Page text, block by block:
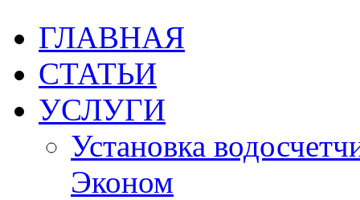
ГЛАВНАЯ
СТАТЬИ
УСЛУГИ
Установка
Эконом